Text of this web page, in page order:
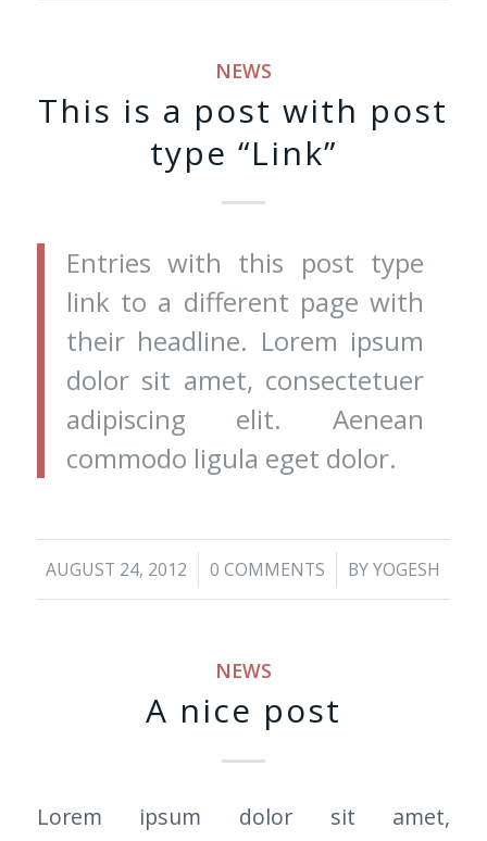
NEWS
This is a post with post
type “Link”
Entries with this post type
link to a different page with
their headline. Lorem ipsum
dolor sit amet, consectetuer
adipiscing elit. Aenean
commodo ligula eget dolor.
AUGUST 24, 2012
/ 0 COMMENTS
/ BYYOGESH
NEWS
A nice post
Lorem ipsum dolor sit amet,